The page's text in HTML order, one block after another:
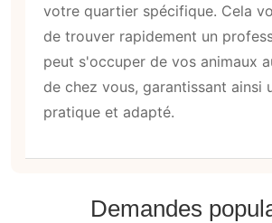
votre quartier spécifique. Cela
de trouver rapidement un
peut s'occuper de vos animaux
de chez vous, garantissant ainsi
pratique et adapté.
Demandes